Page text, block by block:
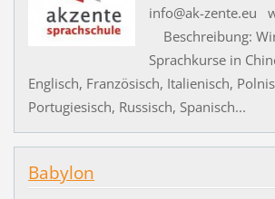
info@ak-zente.eu
Beschreibung:
Sprachkurse in
Englisch, Französisch, Italienisch,
Portugiesisch, Russisch, Spanisch...
Babylon